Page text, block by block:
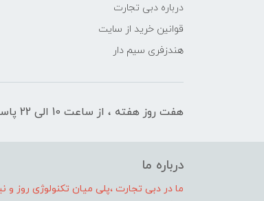
درباره دبی تجارت
قوانین خرید از سایت
هندزفری سیم دار
هفت روز هفته ، از ساعت 10 الی 22 پاسخگوی شما هستیم
درباره ما
ما در دبی تجارت ،پلی میان تکنولوژی روز